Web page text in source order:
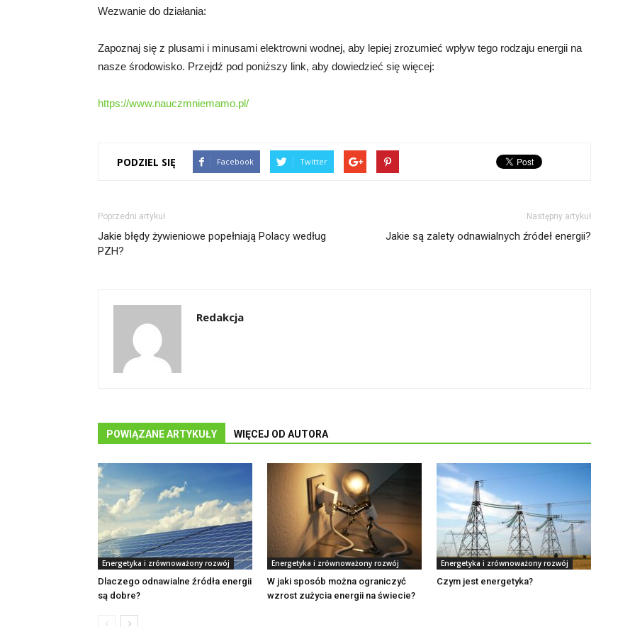
Wezwanie do działania:
Zapoznaj się z plusami i minusami elektrowni wodnej, aby lepiej zrozumieć wpływ tego rodzaju energii na
nasze środowisko. Przejdź pod poniższy link, aby dowiedzieć się więcej:
https://www.nauczmniemamo.pl/
PODZIEL SIĘ Facebook Twitter
Poprzedni artykuł
Jakie błędy żywieniowe popełniają Polacy według
PZH?
Następny artykuł
Jakie są zalety odnawialnych źródeł energii?
Redakcja
POWIĄZANE ARTYKUŁY WIĘCEJ OD AUTORA
Energetyka i zrównoważony rozwój
Dlaczego odnawialne źródła energii
są dobre?
Energetyka i zrównoważony rozwój
W jaki sposób można ograniczyć
wzrost zużycia energii na świecie?
Energetyka i zrównoważony rozwój
Czym jest energetyka?